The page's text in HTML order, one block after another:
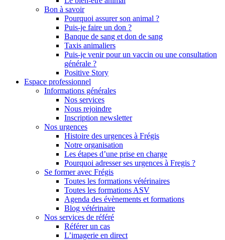
Bon à savoir
Pourquoi assurer son animal ?
Puis-je faire un don ?
Banque de sang et don de sang
Taxis animaliers
Puis-je venir pour un vaccin ou une consultation
générale ?
Positive Story
Espace professionnel
Informations générales
Nos services
Nous rejoindre
Inscription newsletter
Nos urgences
Histoire des urgences à Frégis
Notre organisation
Les étapes d’une prise en charge
Pourquoi adresser ses urgences à Fregis ?
Se former avec Frégis
Toutes les formations vétérinaires
Toutes les formations ASV
Agenda des évènements et formations
Blog vétérinaire
Nos services de référé
Référer un cas
L’imagerie en direct